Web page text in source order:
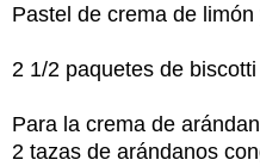
Pastel de crema de
2 1/2 paquetes de
Para la crema de
2 tazas de arándanos